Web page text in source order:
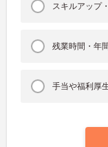
スキルアップ
残業時間・年
手当や福利厚